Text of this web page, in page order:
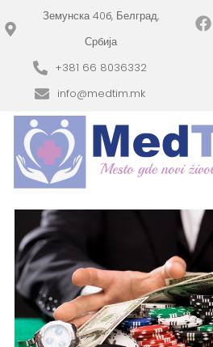
Земунска 40б, Белград,
Србија
+381 66 8036332
info@medtim.mk